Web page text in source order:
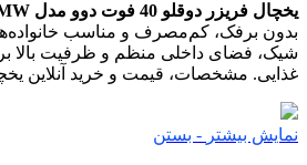
یخچال فریزر دوقلو 40 فوت دوو مدل SRI/SFI-20MW
بدون برفک، کم‌مصرف و مناسب
شیک، فضای داخلی منظم و ظرفیت بالا
غذایی. مشخصات، قیمت و خرید آنلاین
نمایش بیشتر - بستن